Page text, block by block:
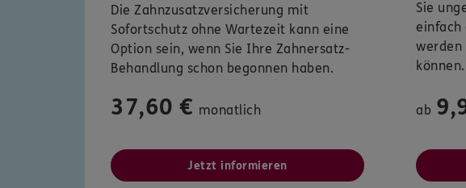
Die Zahnzusatzversicherung mit
Sofortschutz ohne Wartezeit kann eine
Option sein, wenn Sie Ihre Zahnersatz-
Behandlung schon begonnen haben.
37,60 € monatlich
Jetzt informieren
Sie
einfach
werden
können.
ab